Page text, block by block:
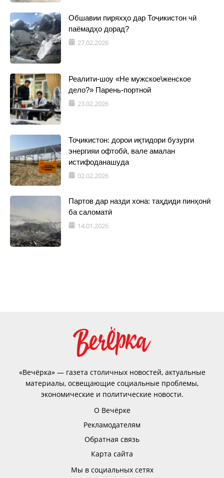
Обшавии пиряхҳо дар Тоҷикистон чӣ
паёмадҳо дорад?
27.02.2026
Реалити-шоу «Не мужское\женское
дело?» Парень-портной
23.02.2026
Тоҷикистон: дорои иқтидори бузурги
энергияи офтобӣ, вале амалан
истифоданашуда
02.02.2026
Партов дар назди хона: таҳдиди пинҳонӣ
ба саломатӣ
14.01.2026
«Вечёрка» — газета столичных новостей, актуальные
материалы, освещающие социальные проблемы,
экономические и политические новости.
О Вечёрке
Рекламодателям
Обратная связь
Карта сайта
Мы в социальных сетях